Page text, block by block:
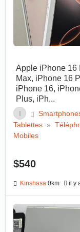
Apple iPhone 16
Max, iPhone 16
iPhone 16,
Plus, iPh...
I
Tablettes »
Mobiles
$540
Kinshasa 0km il y